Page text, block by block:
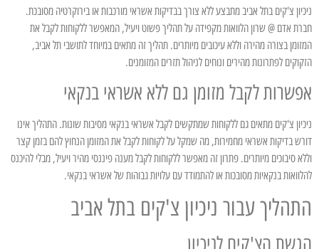
ניכיון צ'קים בתל אביב מתבצע ללא צורך בבדיקות אשראי מורכבות או בירוקרטיה מסובכת.
חברת אדם @ שרון הלוואות מקפידה על תהליך פשוט ויעיל, המאפשר ללקוחות לקבל את
המזומן בצורה מהירה וללא עיכובים מיותרים. תהליך זה מתאים במיוחד לתושבי תל אביב,
הזקוקים לפתרונות מהירים ונוחים לניהול תזרים המזומנים.
אפשרות לקבל מזומן גם ללא אשראי בנקאי
ניכיון צ'קים מתאים גם ללקוחות שמתקשים לקבל אשראי בנקאי מסיבות שונות. התהליך אינו
דורש בדיקות אשראי מחמירות, מה שמקל על לקוחות לקבל את המזומן הנחוץ להם בזמן קצר
וללא סיבוכים מיותרים. פתרון זה מאפשר ללקוחות לקבל מענה פיננסי מהיר ויעיל, מבלי להיכנס
להלוואות בנקאיות מסובכות או להתמודד עם עלויות גבוהות של אשראי בנקאי.
התהליך עבור ניכיון צ'קים בתל אביב